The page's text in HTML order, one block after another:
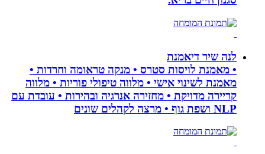
לנה שיר דיאמנת
• מאמנת לויסות סטרס • מנקה טראומה וחרדות •
מאמנת לשינוי אישי • מלווה טיפולי פוריות • מלווה
קריירה מדויקת • מחזירה אנרגיה ובהירות • עובדת עם
NLP ושפת גוף • מרצה לקהלים שונים